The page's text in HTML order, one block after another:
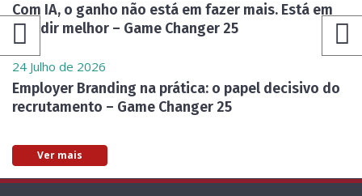
Com IA, o ganho não está em fazer mais. Está em
decidir melhor – Game Changer 25
24 Julho de 2026
Employer Branding na prática: o papel decisivo do
recrutamento – Game Changer 25
Ver mais